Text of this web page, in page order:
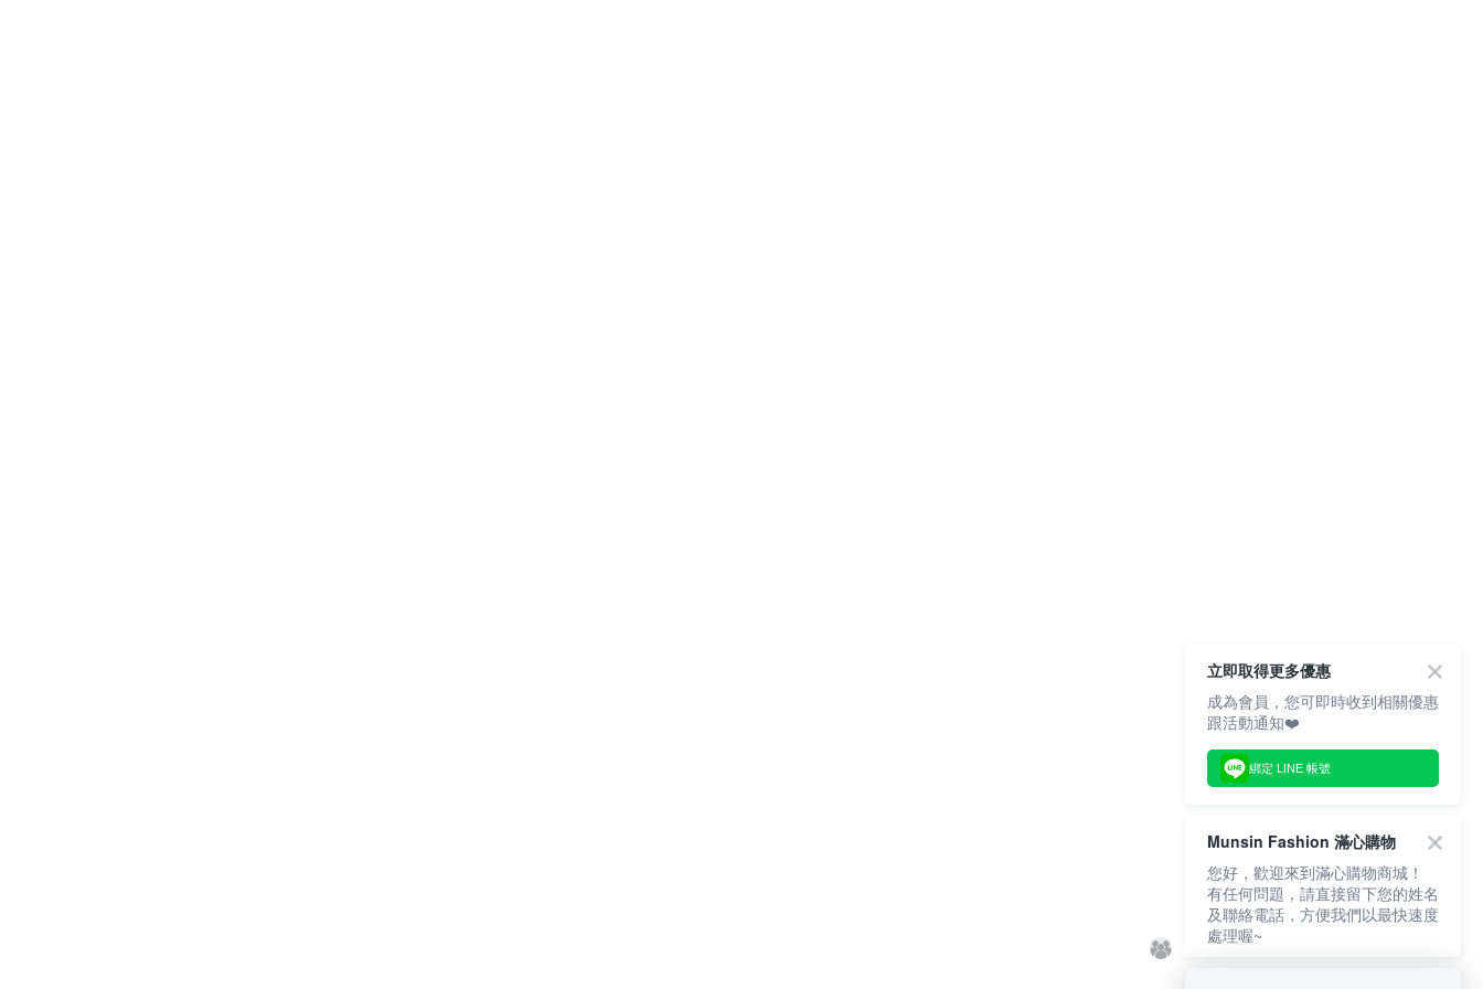
立即取得更多優惠
成為會員，您可即時收到相關優惠
跟活動通知❤️
綁定 LINE 帳號
Munsin Fashion 滿心購物
您好，歡迎來到滿心購物商城！
有任何問題，請直接留下您的姓名
及聯絡電話，方便我們以最快速度
處理喔~